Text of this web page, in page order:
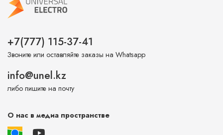
+7(777) 115-37-41
Звоните или оставляйте заказы на Whatsapp
info@unel.kz
либо пишите на почту
О нас в медиа пространстве